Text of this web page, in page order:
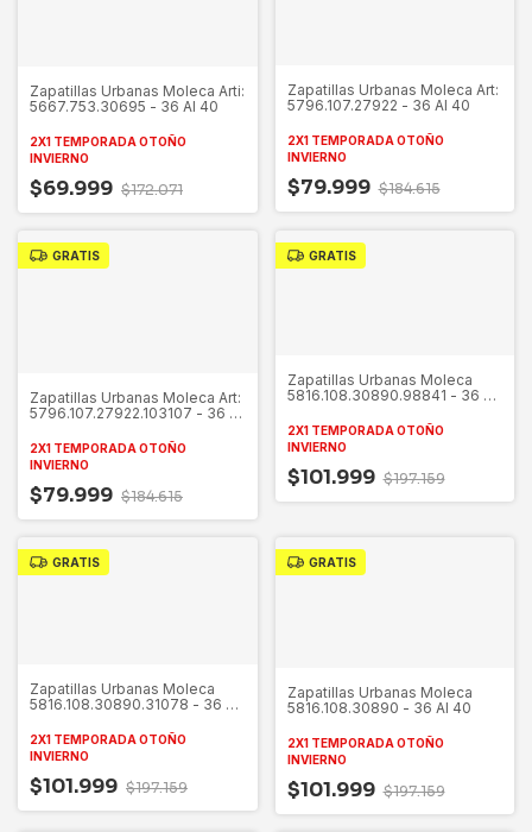
Zapatillas Urbanas Moleca Arti:
5667.753.30695 - 36 Al 40
2X1 TEMPORADA OTOÑO
INVIERNO
$69.999 $172.071
Zapatillas Urbanas Moleca Art:
5796.107.27922 - 36 Al 40
2X1 TEMPORADA OTOÑO
INVIERNO
$79.999 $184.615
GRATIS
Zapatillas Urbanas Moleca Art:
5796.107.27922.103107 - 36 Al
2X1 TEMPORADA OTOÑO
INVIERNO
$79.999 $184.615
GRATIS
Zapatillas Urbanas Moleca
5816.108.30890.98841 - 36 Al
2X1 TEMPORADA OTOÑO
INVIERNO
$101.999 $197.159
GRATIS
Zapatillas Urbanas Moleca
5816.108.30890.31078 - 36 Al
2X1 TEMPORADA OTOÑO
INVIERNO
$101.999 $197.159
GRATIS
Zapatillas Urbanas Moleca
5816.108.30890 - 36 Al 40
2X1 TEMPORADA OTOÑO
INVIERNO
$101.999 $197.159